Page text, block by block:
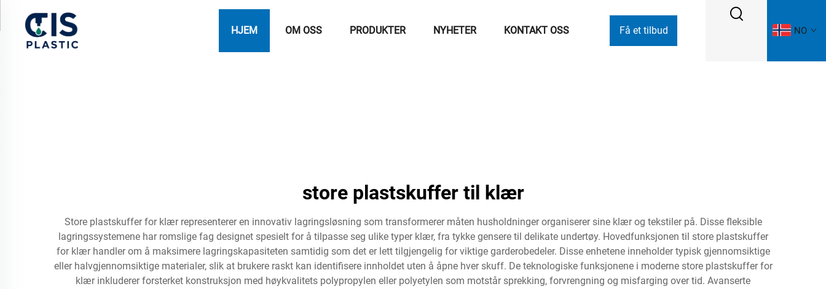
HJEM OM OSS PRODUKTER NYHETER KONTAKT OSS Få et tilbud NO
store plastskuffer til klær
Store plastskuffer for klær representerer en innovativ lagringsløsning som transformerer måten husholdninger organiserer sine klær og tekstiler på. Disse fleksible
lagringssystemene har romslige fag designet spesielt for å tilpasse seg ulike typer klær, fra tykke gensere til delikate undertøy. Hovedfunksjonen til store plastskuffer
for klær handler om å maksimere lagringskapasiteten samtidig som det er lett tilgjengelig for viktige garderobedeler. Disse enhetene inneholder typisk gjennomsiktige
eller halvgjennomsiktige materialer, slik at brukere raskt kan identifisere innholdet uten å åpne hver skuff. De teknologiske funksjonene i moderne store plastskuffer for
klær inkluderer forsterket konstruksjon med høykvalitets polypropylen eller polyetylen som motstår sprekking, forvrengning og misfarging over tid. Avanserte